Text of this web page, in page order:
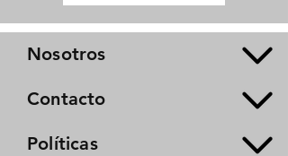
Nosotros
Contacto
Políticas